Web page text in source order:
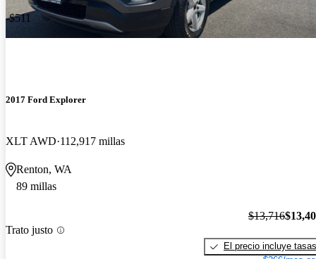
-$511
2017 Ford Explorer
XLT AWD 112,917 millas
Renton, WA
89 millas
Trato justo
$13,716
El precio incluye tasas